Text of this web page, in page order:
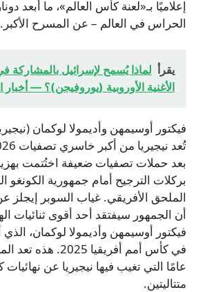
إعلاميًا بـ«لعنة كأس العالم»، ما أبعد
الحراس في العالم – عن المسرح الأكبر.
يقرأ لماذا يُسمح لإسرائيل بالمشاركة
الأغنية الأوروبية (يوروفيجن)؟ — أخبار
فيكتور أوسيمهن وأديمولا لوكمان
بعد حملات تصفيات ضعيفة اختُتمت
بركلات الترجيح أمام جمهورية الكونغو
الملحق الأفريقي. غياب السوبر إيجلز
أن الجمهور سيفتقد أحد أقوى ثنائيات
فيكتور أوسيمهن وأديمولا لوكمان،
عامًا التي تغيب فيها نيجيريا عن
متتاليتين.